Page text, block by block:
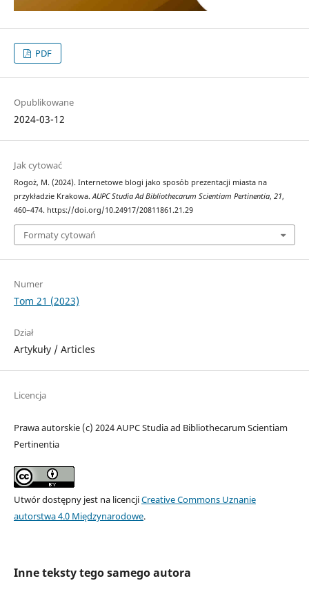
PDF
Opublikowane
2024-03-12
Jak cytować
Rogoż, M. (2024). Internetowe blogi jako sposób prezentacji miasta na
przykładzie Krakowa.AUPC Studia Ad Bibliothecarum Scientiam Pertinentia, 21,
460–474. https://doi.org/10.24917/20811861.21.29
Formaty cytowań
Numer
Tom 21 (2023)
Dział
Artykuły / Articles
Licencja
Prawa autorskie (c) 2024 AUPC Studia ad Bibliothecarum Scientiam
Pertinentia
Utwór dostępny jest na licencjiCreative Commons Uznanie
autorstwa 4.0 Międzynarodowe.
Inne teksty tego samego autora